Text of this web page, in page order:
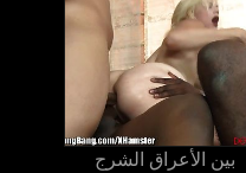
بين الأعراق الشرج